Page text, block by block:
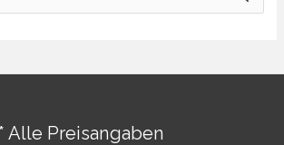
* Alle Preisangaben